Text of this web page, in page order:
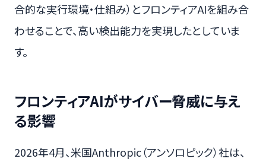
合的な実行環境・仕組み）とフロンティアAIを組み合
わせることで、高い検出能力を実現したとしていま
す。
フロンティアAIがサイバー脅威に与え
る影響
2026年4月、米国Anthropic（アンソロピック）社は、